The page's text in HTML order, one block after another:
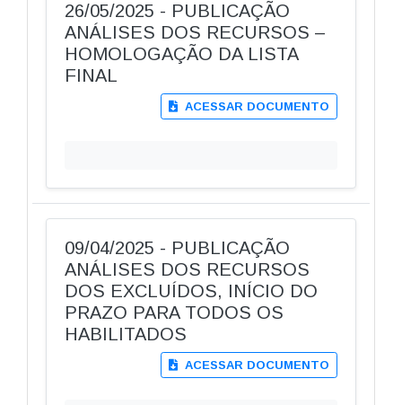
26/05/2025 - PUBLICAÇÃO
ANÁLISES DOS RECURSOS –
HOMOLOGAÇÃO DA LISTA
FINAL
ACESSAR DOCUMENTO
09/04/2025 - PUBLICAÇÃO
ANÁLISES DOS RECURSOS
DOS EXCLUÍDOS, INÍCIO DO
PRAZO PARA TODOS OS
HABILITADOS
ACESSAR DOCUMENTO